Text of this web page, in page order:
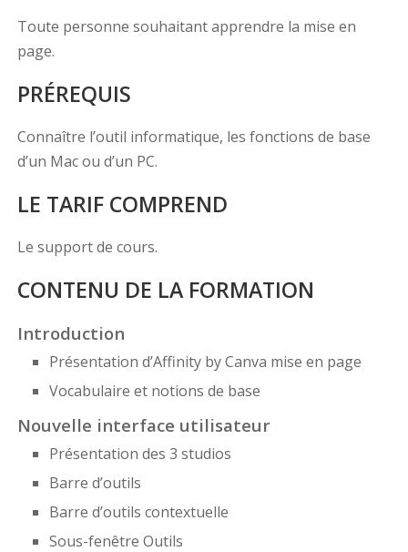
Toute personne souhaitant apprendre la mise en
page.
PRÉREQUIS
Connaître l’outil informatique, les fonctions de base
d’un Mac ou d’un PC.
LE TARIF COMPREND
Le support de cours.
CONTENU DE LA FORMATION
Introduction
Présentation d’Affinity by Canva mise en page
Vocabulaire et notions de base
Nouvelle interface utilisateur
Présentation des 3 studios
Barre d’outils
Barre d’outils contextuelle
Sous-fenêtre Outils